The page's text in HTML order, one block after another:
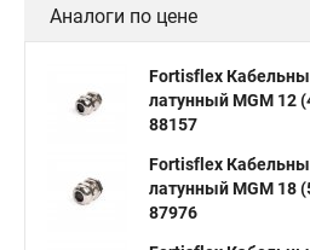
Аналоги по цене
Fortisflex
латунный МGM 12
88157
Fortisflex
латунный МGM 18
87976